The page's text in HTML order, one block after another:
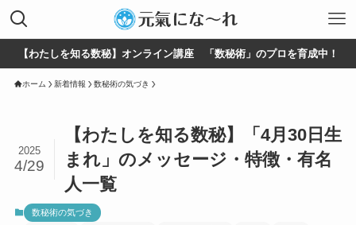
【わたしを知る数秘】オンライン講座 「数秘術」のプロを育成中！
ホーム 新着情報 数秘術の気づき
【わたしを知る数秘】「4月30日生
まれ」のメッセージ・特徴・有名
人一覧
2025
4/29
数秘術の気づき